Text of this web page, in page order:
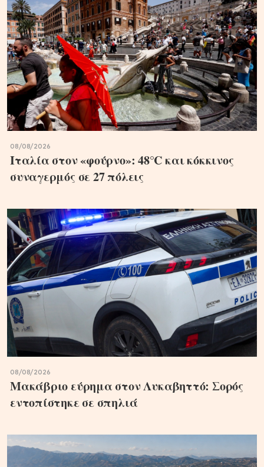
08/08/2026
Ιταλία στον «φούρνο»: 48°C και κόκκινος
συναγερμός σε 27 πόλεις
08/08/2026
Μακάβριο εύρημα στον Λυκαβηττό: Σορός
εντοπίστηκε σε σπηλιά